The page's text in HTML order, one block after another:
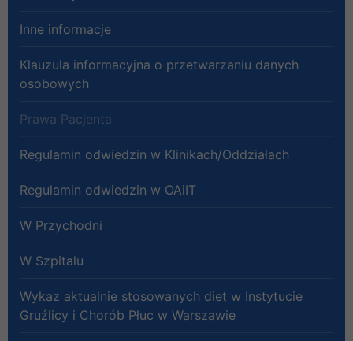
Inne informacje
Klauzula informacyjna o przetwarzaniu danych
osobowych
Prawa Pacjenta
Regulamin odwiedzin w Klinikach/Oddziałach
Regulamin odwiedzin w OAiIT
W Przychodni
W Szpitalu
Wykaz aktualnie stosowanych diet w Instytucie
Gruźlicy i Chorób Płuc w Warszawie